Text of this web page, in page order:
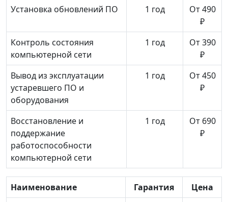
Установка обновлений ПО
1 год
От 490
₽
Контроль состояния
компьютерной сети
1 год
От 390
₽
Вывод из эксплуатации
устаревшего ПО и
оборудования
1 год
От 450
₽
Восстановление и
поддержание
работоспособности
компьютерной сети
1 год
От 690
₽
Наименование Гарантия
Цена